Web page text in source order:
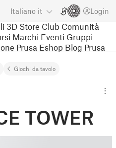
Italiano it Login
3D Store Club Comunità
Marchi Eventi Gruppi
Prusa Eshop Blog Prusa
Giochi da tavolo
TOWER